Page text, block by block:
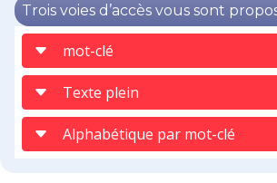
Trois voies d’accès vous sont
mot-clé
Texte plein
Alphabétique par mot-clé